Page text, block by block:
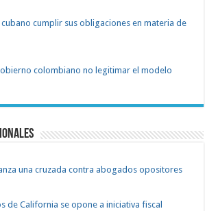
cumplir sus obligaciones en materia de
colombiano no legitimar el modelo
una cruzada contra abogados opositores
de California se opone a iniciativa fiscal